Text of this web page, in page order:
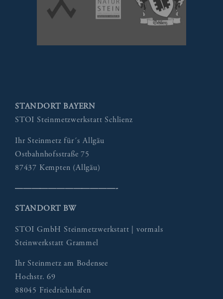
STANDORT BAYERN
STOI Steinmetzwerkstatt Schlienz
Ihr Steinmetz für´s Allgäu
Ostbahnhofsstraße 75
87437 Kempten (Allgäu)
————————————-
STANDORT BW
STOI GmbH Steinmetzwerkstatt | vormals
Steinwerkstatt Grammel
Ihr Steinmetz am Bodensee
Hochstr. 69
88045 Friedrichshafen